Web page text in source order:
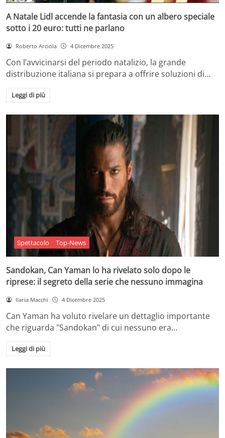
A Natale Lidl accende la fantasia con un albero speciale
sotto i 20 euro: tutti ne parlano
Roberto Arciola 4 Dicembre 2025
Con l’avvicinarsi del periodo natalizio, la grande
distribuzione italiana si prepara a offrire soluzioni di…
Leggi di più
Spettacolo Top-News
Sandokan, Can Yaman lo ha rivelato solo dopo le
riprese: il segreto della serie che nessuno immagina
Ilaria Macchi 4 Dicembre 2025
Can Yaman ha voluto rivelare un dettaglio importante
che riguarda "Sandokan" di cui nessuno era…
Leggi di più